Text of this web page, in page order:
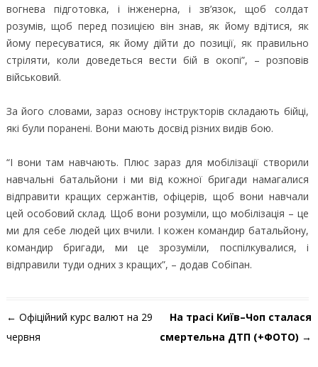
вогнева підготовка, і інженерна, і зв’язок, щоб солдат
розумів, щоб перед позицією він знав, як йому вдітися, як
йому пересуватися, як йому дійти до позиції, як правильно
стріляти, коли доведеться вести бій в окопі”, – розповів
військовий.
За його словами, зараз основу інструкторів складають бійці,
які були поранені. Вони мають досвід різних видів бою.
“І вони там навчають. Плюс зараз для мобілізації створили
навчальні батальйони і ми від кожної бригади намагалися
відправити кращих сержантів, офіцерів, щоб вони навчали
цей особовий склад. Щоб вони розуміли, що мобілізація – це
ми для себе людей цих вчили. І кожен командир батальйону,
командир бригади, ми це зрозуміли, поспілкувалися, і
відправили туди одних з кращих”, – додав Собіпан.
Навігація по запису
← Офіційний курс валют на 29
червня
На трасі Київ–Чоп сталася
смертельна ДТП (+ФОТО) →